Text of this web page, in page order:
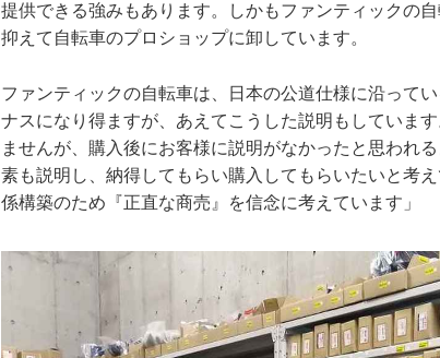
提供できる強みもあります。しかもファンティックの
抑えて自転車のプロショップに卸しています。
ファンティックの自転車は、日本の公道仕様に沿って
ナスになり得ますが、あえてこうした説明もしていま
ませんが、購入後にお客様に説明がなかったと思われ
素も説明し、納得してもらい購入してもらいたいと考
係構築のため『正直な商売』を信念に考えています」